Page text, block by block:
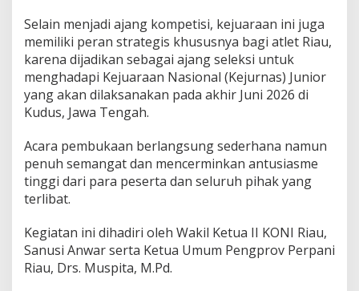
i
i
k
u
t
i
9
P
e
m
a
h
d
a
Selain menjadi ajang kompetisi, kejuaraan ini juga
memiliki peran strategis khususnya bagi atlet Riau,
karena dijadikan sebagai ajang seleksi untuk
menghadapi Kejuaraan Nasional (Kejurnas) Junior
yang akan dilaksanakan pada akhir Juni 2026 di
Kudus, Jawa Tengah.
Acara pembukaan berlangsung sederhana namun
penuh semangat dan mencerminkan antusiasme
tinggi dari para peserta dan seluruh pihak yang
terlibat.
Kegiatan ini dihadiri oleh Wakil Ketua II KONI Riau,
Sanusi Anwar serta Ketua Umum Pengprov Perpani
Riau, Drs. Muspita, M.Pd.